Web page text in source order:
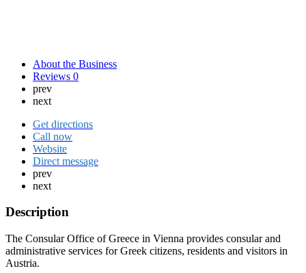
About the Business
Reviews 0
prev
next
Get directions
Call now
Website
Direct message
prev
next
Description
The Consular Office of Greece in Vienna provides consular and
administrative services for Greek citizens, residents and visitors in
Austria.